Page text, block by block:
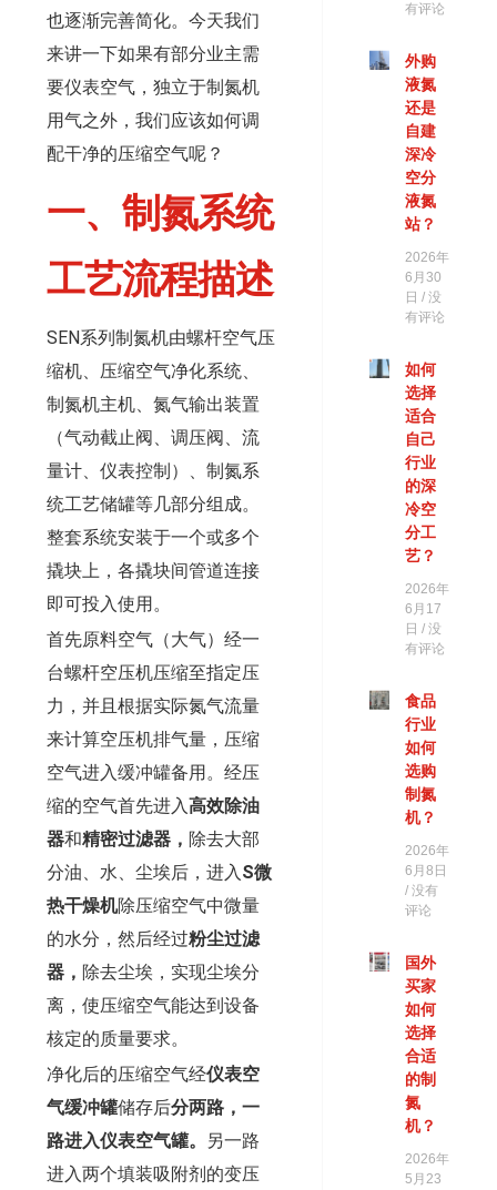
也逐渐完善简化。今天我们
来讲一下如果有部分业主需
要仪表空气，独立于制氮机
用气之外，我们应该如何调
配干净的压缩空气呢？
一、制氮系统
工艺流程描述
SEN系列制氮机由螺杆空气压
缩机、压缩空气净化系统、
制氮机主机、氮气输出装置
（气动截止阀、调压阀、流
量计、仪表控制）、制氮系
统工艺储罐等几部分组成。
整套系统安装于一个或多个
撬块上，各撬块间管道连接
即可投入使用。
首先原料空气（大气）经一
台螺杆空压机压缩至指定压
力，并且根据实际氮气流量
来计算空压机排气量，压缩
空气进入缓冲罐备用。经压
缩的空气首先进入高效除油
器和精密过滤器， 除去大部
分油、水、尘埃后，进入S微
热干燥机除压缩空气中微量
的水分，然后经过粉尘过滤
器， 除去尘埃，实现尘埃分
离，使压缩空气能达到设备
核定的质量要求。
净化后的压缩空气经仪表空
气缓冲罐储存后分两路，一
路进入仪表空气罐。
另一路
进入两个填装吸附剂的变压
有评论
外购
液氮
还是
自建
深冷
空分
液氮
站？
2026年
6月30
日 没
有评论
如何
选择
适合
自己
行业
的深
冷空
分工
艺？
2026年
6月17
日 没
有评论
食品
行业
如何
选购
制氮
机？
2026年
6月8日
没有
评论
国外
买家
如何
选择
合适
的制
氮
机？
2026年
5月23